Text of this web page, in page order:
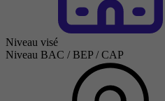
Niveau visé
Niveau BAC / BEP / CAP